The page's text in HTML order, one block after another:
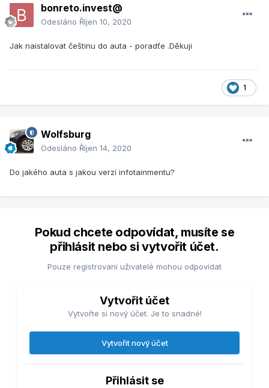
bonreto.invest@
Odesláno Říjen 10, 2020
Jak naistalovat češtinu do auta - poradťe .Děkuji
1
Wolfsburg
Odesláno Říjen 14, 2020
Do jakého auta s jakou verzí infotainmentu?
Pokud chcete odpovídat, musíte se
přihlásit nebo si vytvořit účet.
Pouze registrovaní uživatelé mohou odpovídat
Vytvořit účet
Vytvořte si nový účet. Je to snadné!
Vytvořit nový účet
Přihlásit se